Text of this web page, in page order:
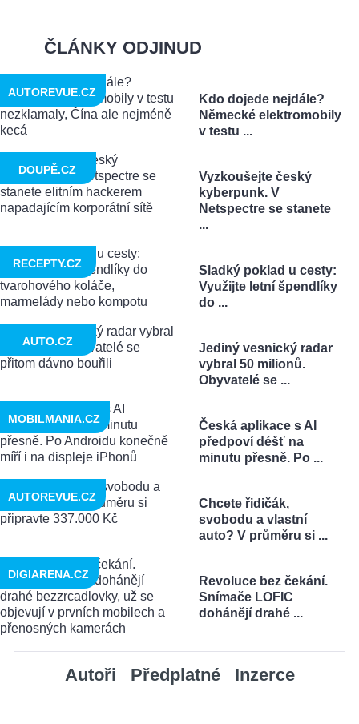
ČLÁNKY ODJINUD
Kdo dojede nejdále?
Německé elektromobily
v testu ...
AUTOREVUE.CZ
Vyzkoušejte český
kyberpunk. V
Netspectre se stanete
...
DOUPĚ.CZ
Sladký poklad u cesty:
Využijte letní špendlíky
do ...
RECEPTY.CZ
Jediný vesnický radar
vybral 50 milionů.
Obyvatelé se ...
AUTO.CZ
Česká aplikace s AI
předpoví déšť na
minutu přesně. Po ...
MOBILMANIA.CZ
Chcete řidičák,
svobodu a vlastní
auto? V průměru si ...
AUTOREVUE.CZ
Revoluce bez čekání.
Snímače LOFIC
dohánějí drahé ...
DIGIARENA.CZ
Autoři Předplatné Inzerce